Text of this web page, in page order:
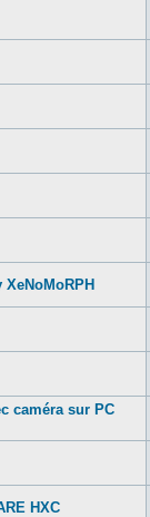
caméra sur PC
HXC